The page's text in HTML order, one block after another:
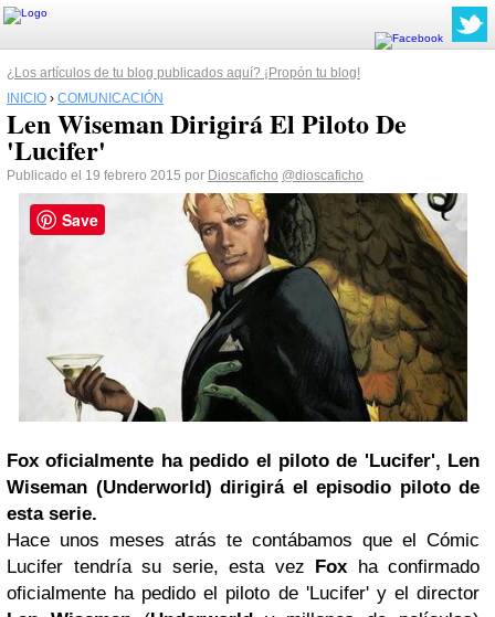
¿Los artículos de tu blog publicados aquí? ¡Propón tu blog!
INICIO › COMUNICACIÓN
Len Wiseman Dirigirá El Piloto De
'Lucifer'
Publicado el 19 febrero 2015 por Dioscaficho @dioscaficho
Fox oficialmente ha pedido el piloto de 'Lucifer', Len
Wiseman (Underworld) dirigirá el episodio piloto de
esta serie.
Hace unos meses atrás te contábamos que el Cómic
Lucifer tendría su serie, esta vez Fox ha confirmado
oficialmente ha pedido el piloto de 'Lucifer' y el director
Save